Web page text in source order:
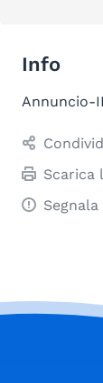
Info
Annuncio-
Scarica